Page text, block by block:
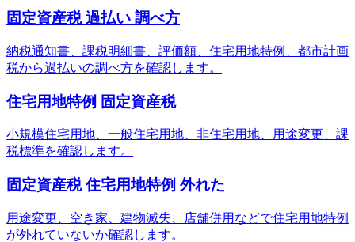
固定資産税 過払い 調べ方
納税通知書、課税明細書、評価額、住宅用地特例、都市計画
税から過払いの調べ方を確認します。
住宅用地特例 固定資産税
小規模住宅用地、一般住宅用地、非住宅用地、用途変更、課
税標準を確認します。
固定資産税 住宅用地特例 外れた
用途変更、空き家、建物滅失、店舗併用などで住宅用地特例
が外れていないか確認します。